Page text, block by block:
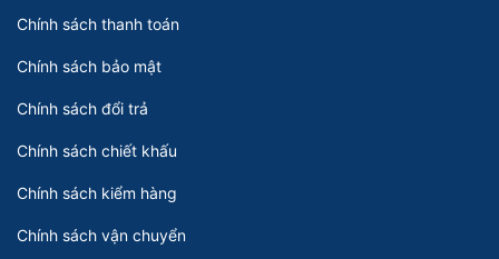
Chính sách thanh toán
Chính sách bảo mật
Chính sách đổi trả
Chính sách chiết khấu
Chính sách kiểm hàng
Chính sách vận chuyển